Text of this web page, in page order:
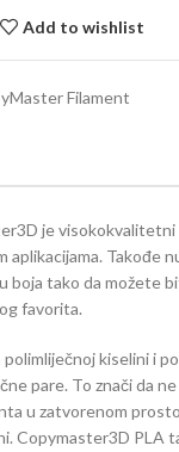
Add to wishlist
Filament
je
aplikacijama. Takođe
boja tako da možete
favorita.
polimliječnoj kiselini i
pare. To znači da
u zatvorenom
Copymaster3D PLA